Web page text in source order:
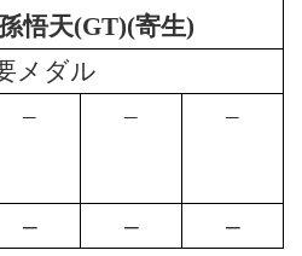
悟天(GT)(寄生)
メダル
– – –
– – –